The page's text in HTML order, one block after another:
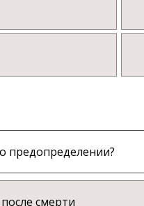
предопределении?
смерти